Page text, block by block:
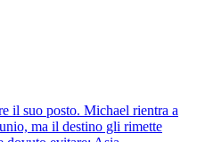
il suo posto. Michael rientra a
ma il destino gli rimette